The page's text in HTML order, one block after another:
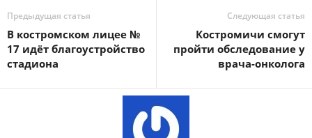
Предыдущая статья
В костромском лицее №
17 идёт благоустройство
стадиона
Следующая статья
Костромичи смогут
пройти обследование у
врача-онколога